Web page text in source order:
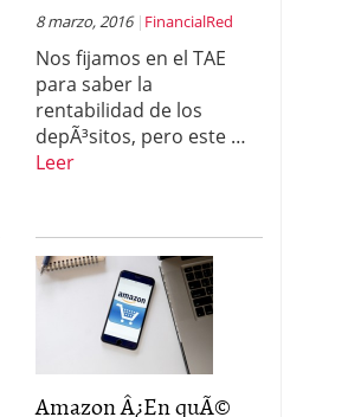
8 marzo, 2016 FinancialRed
Nos fijamos en el TAE
para saber la
rentabilidad de los
depÃ³sitos, pero este …
Leer
Amazon Â¿En quÃ©